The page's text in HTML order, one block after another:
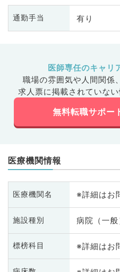
通勤手当 有り
医師専任のキャリ
職場の雰囲気や人間関係、
求人票に掲載されていない
無料転職サポー
医療機関情報
医療機関名 ※詳細はお
施設種別 病院（一般
標榜科目 ※詳細はお